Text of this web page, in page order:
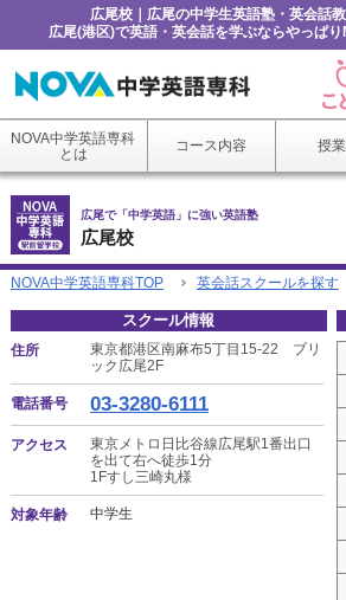
広尾校｜広尾の中学生英語塾・英会話
広尾(港区)で英語・英会話を学ぶならやっぱり
NOVA中学英語専科
とは
コース内容 授
広尾校
広尾で「中学英語」に強い英語塾
NOVA中学英語専科TOP 英会話スクールを探す
スクール情報
住所
東京都港区南麻布5丁目15-22 ブリ
ック広尾2F
電話番号 03-3280-6111
アクセス
東京メトロ日比谷線広尾駅1番出口
を出て右へ徒歩1分
1Fすし三崎丸様
対象年齢 中学生